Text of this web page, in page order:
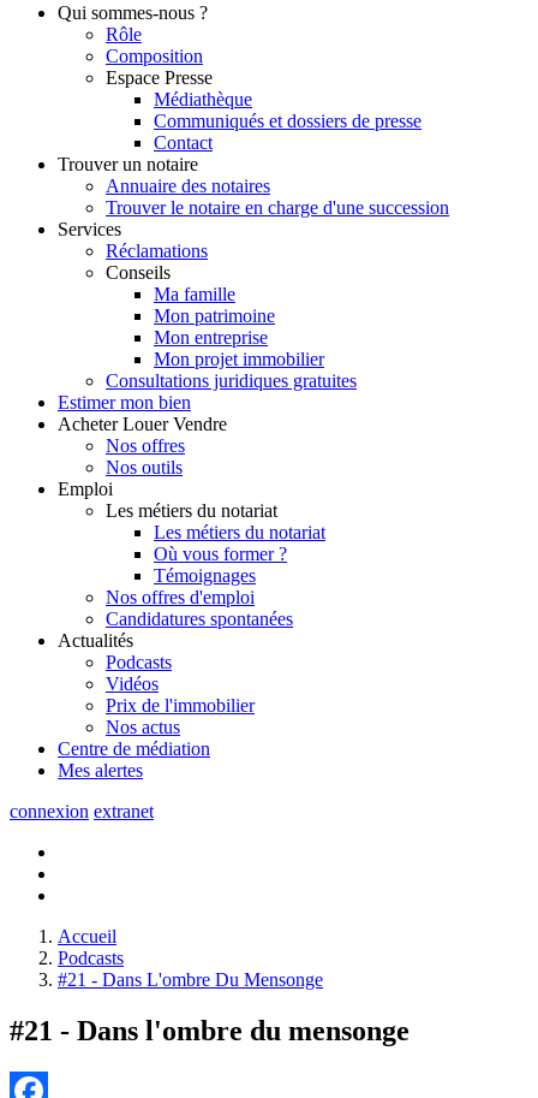
Qui sommes-nous ?
Rôle
Composition
Espace Presse
Médiathèque
Communiqués et dossiers de presse
Contact
Trouver un notaire
Annuaire des notaires
Trouver le notaire en charge d'une succession
Services
Réclamations
Conseils
Ma famille
Mon patrimoine
Mon entreprise
Mon projet immobilier
Consultations juridiques gratuites
Estimer mon bien
Acheter Louer Vendre
Nos offres
Nos outils
Emploi
Les métiers du notariat
Les métiers du notariat
Où vous former ?
Témoignages
Nos offres d'emploi
Candidatures spontanées
Actualités
Podcasts
Vidéos
Prix de l'immobilier
Nos actus
Centre de médiation
Mes alertes
connexion extranet
Accueil
Podcasts
#21 - Dans L'ombre Du Mensonge
#21 - Dans l'ombre du mensonge